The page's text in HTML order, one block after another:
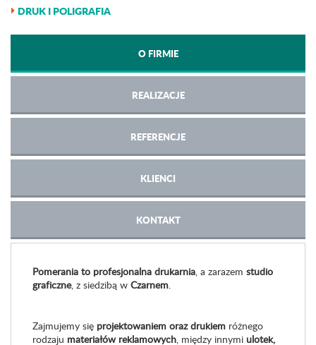
DRUK I POLIGRAFIA
O FIRMIE
REALIZACJE
REFERENCJE
KLIENCI
KONTAKT
Pomerania to profesjonalna drukarnia, a zarazem studio
graficzne, z siedzibą w Czarnem.
Zajmujemy się projektowaniem oraz drukiem różnego
rodzaju materiałów reklamowych, między innymi ulotek,